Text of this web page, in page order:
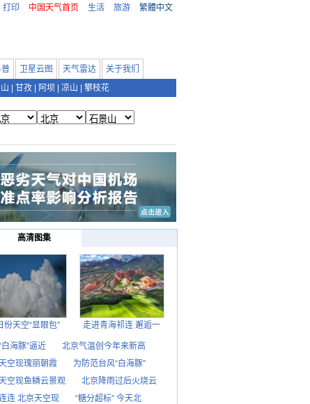
打印 中国天气首页 生活 旅游 繁體中文
卫星云图 天气雷达
关于我们
甘孜 阿坝 凉山 攀枝花
高清图集
份天空“显眼包” 走进青海祁连 邂逅一
白海豚”逼近
北京气温创今年来新高
空现瑰丽朝霞
为防范台风“白海豚”
空现鱼鳞云景观
北京降雨过后火烧云
连 北京天空现 “糖分超标” 今天北